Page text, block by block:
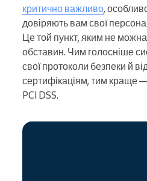
критично важливо,
довіряють вам свої
Це той пункт, яким не
обставин. Чим голосніше
свої протоколи безпеки й
сертифікаціям, тим краще
PCI DSS.